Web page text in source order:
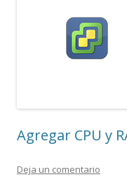
Agregar CPU y
Deja un comentario